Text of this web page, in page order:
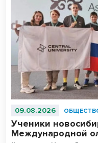
09.08.2026
Ученики
Международной